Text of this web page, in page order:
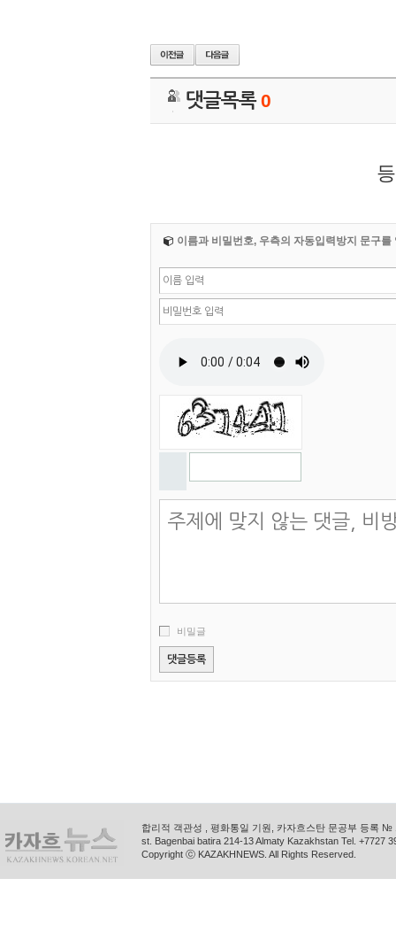
댓글목록0
이름과 비밀번호, 우측의 자동입력방지 문구를
비밀글
합리적 객관성 , 평화통일 기원, 카자흐스탄 문공부 등록
st. Bagenbai batira 214-13 Almaty Kazakhstan Tel. +7727
Copyright ⓒ KAZAKHNEWS. All Rights Reserved.